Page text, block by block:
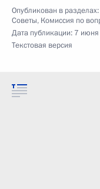
Опубликован в разделах:
Советы, Комиссия по
Дата публикации: 7
Текстовая версия